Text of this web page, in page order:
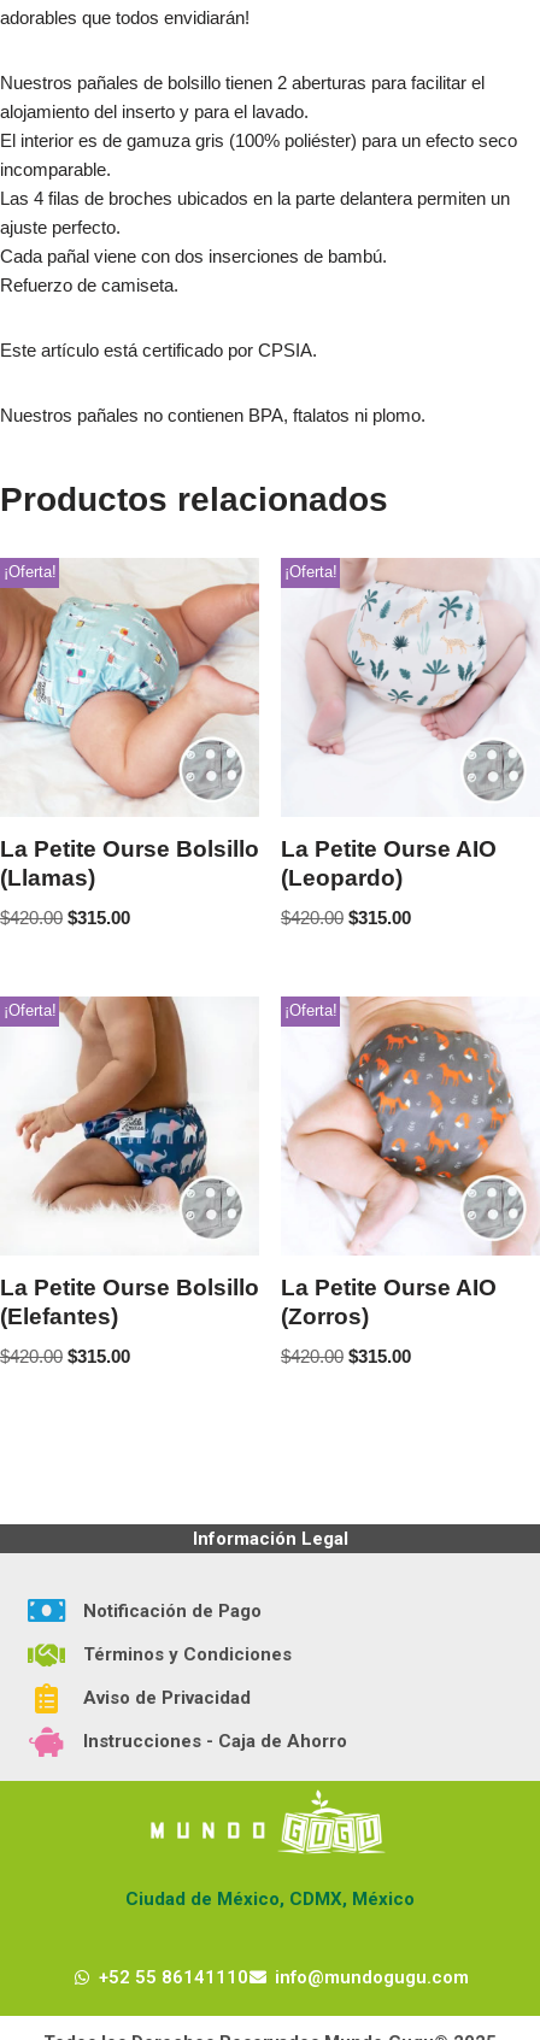
adorables que todos envidiarán!
Nuestros pañales de bolsillo tienen 2 aberturas para facilitar el
alojamiento del inserto y para el lavado.
El interior es de gamuza gris (100% poliéster) para un efecto seco
incomparable.
Las 4 filas de broches ubicados en la parte delantera permiten un
ajuste perfecto.
Cada pañal viene con dos inserciones de bambú.
Refuerzo de camiseta.
Este artículo está certificado por CPSIA.
Nuestros pañales no contienen BPA, ftalatos ni plomo.
Productos relacionados
¡Oferta!
La Petite Ourse Bolsillo
(Llamas)
$420.00 $315.00
¡Oferta!
La Petite Ourse AIO
(Leopardo)
$420.00 $315.00
¡Oferta!
La Petite Ourse Bolsillo
(Elefantes)
$420.00 $315.00
¡Oferta!
La Petite Ourse AIO
(Zorros)
$420.00 $315.00
Información Legal
Notificación de Pago
Términos y Condiciones
Aviso de Privacidad
Instrucciones - Caja de Ahorro
Ciudad de México, CDMX, México
+52 55 86141110 info@mundogugu.com